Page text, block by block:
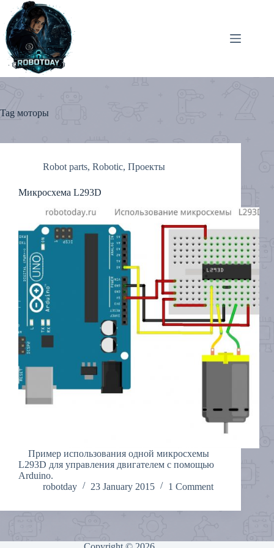
content
Tag моторы
Robot parts, Robotic, Проекты
Микросхема L293D
Пример использования одной микросхемы
L293D для управления двигателем c помощью
Arduino.
robotday
23 January 2015 1 Comment